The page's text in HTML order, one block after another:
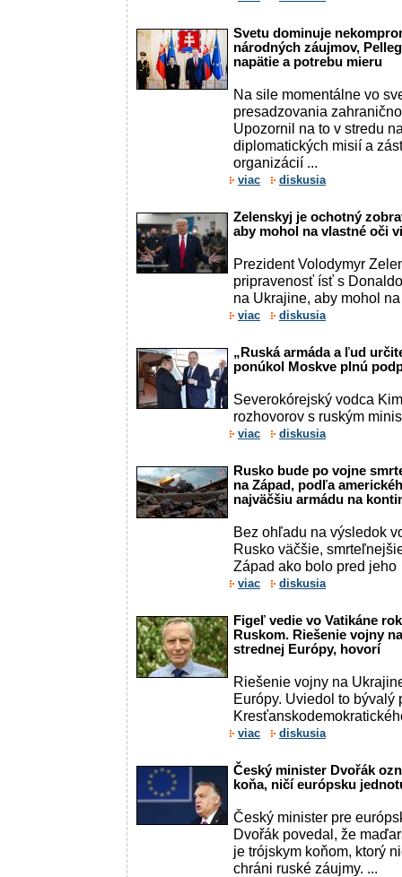
Svetu dominuje
národných záujmov,
napätie a potrebu mieru
Na sile momentálne vo
presadzovania
Upozornil na to v stredu
diplomatických misií a
organizácií ...
viac diskusia
Zelenskyj je ochotný
aby mohol na vlastné oči
Prezident Volodymyr
pripravenosť ísť s
na Ukrajine, aby mohol
viac diskusia
„Ruská armáda a ľud
ponúkol Moskve plnú
Severokórejský vodca
rozhovorov s ruským
viac diskusia
Rusko bude po vojne
na Západ, podľa
najväčšiu armádu na
Bez ohľadu na výsledok
Rusko väčšie,
Západ ako bolo pred jeho
viac diskusia
Figeľ vedie vo Vatikáne
Ruskom. Riešenie vojny
strednej Európy, hovorí
Riešenie vojny na
Európy. Uviedol to bývalý
viac diskusia
Český minister Dvořák
koňa, ničí európsku
Český minister pre
Dvořák povedal, že
je trójskym koňom, ktorý
chráni ruské záujmy. ...